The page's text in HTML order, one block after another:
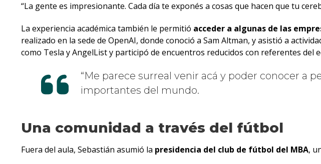
“La gente es impresionante. Cada día te exponés a cosas que hacen que tu
La experiencia académica también le permitió acceder a algunas de las
realizado en la sede de OpenAI, donde conoció a Sam Altman, y asistió a
como Tesla y AngelList y participó de encuentros reducidos con referentes del
Me parece surreal venir acá y poder conocer a
importantes del mundo.
Una comunidad a través del fútbol
Fuera del aula, Sebastián asumió la presidencia del club de fútbol del MBA,